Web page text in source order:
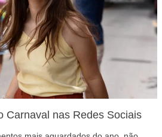
Carnaval nas Redes Sociais